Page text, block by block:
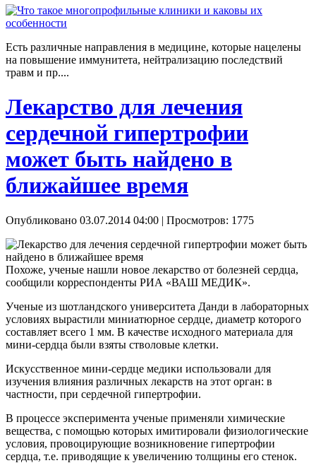
Есть различные направления в медицине, которые нацелены
на повышение иммунитета, нейтрализацию последствий
травм и пр....
Лекарство для лечения
сердечной гипертрофии
может быть найдено в
ближайшее время
Опубликовано 03.07.2014 04:00 | Просмотров: 1775
Похоже, ученые нашли новое лекарство от болезней сердца,
сообщили корреспонденты РИА «ВАШ МЕДИК».
Ученые из шотландского университета Данди в лабораторных
условиях вырастили миниатюрное сердце, диаметр которого
составляет всего 1 мм. В качестве исходного материала для
мини-сердца были взяты стволовые клетки.
Искусственное мини-сердце медики использовали для
изучения влияния различных лекарств на этот орган: в
частности, при сердечной гипертрофии.
В процессе эксперимента ученые применяли химические
вещества, с помощью которых имитировали физиологические
условия, провоцирующие возникновение гипертрофии
сердца, т.е. приводящие к увеличению толщины его стенок.